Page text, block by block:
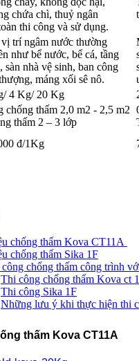
chứa chì, thuỷ ngân
thi công và sử dụng.
trí ngâm nước thường
như bể nước, bể cá, tầng
sàn nhà vệ sinh, ban công
máng xối sê nô.
4 Kg/ 20 Kg
chống thấm 2,0 m2 - 2,5 m2
thấm 2 – 3 lớp
đ/1Kg
chống thấm Kova CT11A
chống thấm Sika 1F
chống thấm công trình
Thi công chống thấm Kova ct
Thi công Sika 1F
Những lưu ý khi thực hiện thi
thấm Kova CT11A